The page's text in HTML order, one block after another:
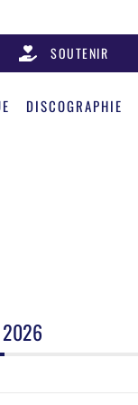
SOUTENIR
DISCOGRAPHIE
2026